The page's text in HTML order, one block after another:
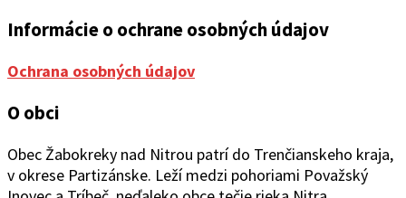
Informácie o ochrane osobných údajov
Ochrana osobných údajov
O obci
Obec Žabokreky nad Nitrou patrí do Trenčianskeho kraja,
v okrese Partizánske. Leží medzi pohoriami Považský